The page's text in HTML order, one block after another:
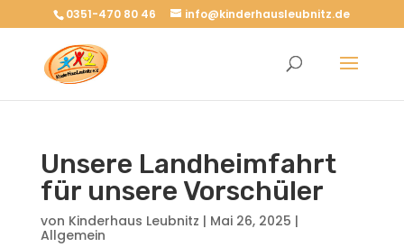
0351-470 80 46 info@kinderhausleubnitz.de
Unsere Landheimfahrt
für unsere Vorschüler
von Kinderhaus Leubnitz | Mai 26, 2025 |
Allgemein